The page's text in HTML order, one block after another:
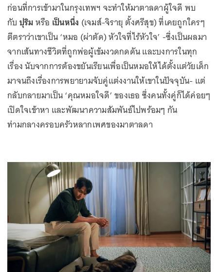
ก่อนที่การเข้ามาในกรุงเทพฯ จะทำให้มาตาลดาผู้ใจดี พบ
กับ ปุริม หรือ เป็นหนึ่ง (เจมส์-จิรายุ ตั้งศรีสุข) ที่เคยถูกใครๆ
ตีตราว่าเขาเป็น ‘หมอ (ผ่าตัด) หัวใจที่ไร้หัวใจ’ -ซึ่งเป็นผลมา
จากเส้นทางชีวิตที่ถูกพ่อผู้เข้มงวดกดดัน และบงการในทุก
เรื่อง นับจากการต้องขยันเรียนเพื่อเป็นหมอให้ได้ตั้งแต่วัยเด็ก
มาจนถึงเรื่องการพยายามจับคู่แต่งงานให้เขาในปัจจุบัน- แต่
กลับกลายมาเป็น ‘คุณหมอใจดี’ ของเธอ ซึ่งคนทั้งคู่ก็ได้ค่อยๆ
เปิดใจเข้าหา และพัฒนาความสัมพันธ์ไปพร้อมๆ กัน
ท่ามกลางครอบครัวหลากเพศของมาตาลดา